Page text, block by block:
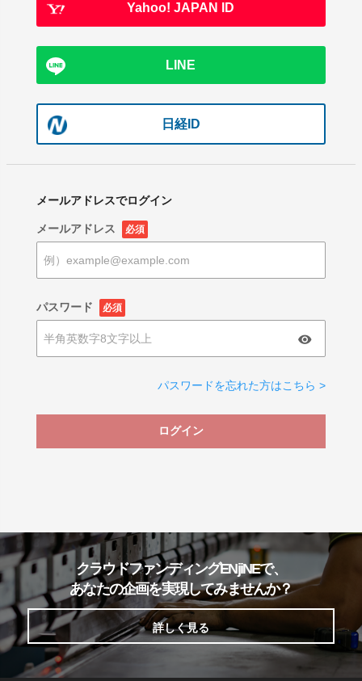
Yahoo! JAPAN ID
LINE
日経ID
メールアドレスでログイン
メールアドレス 必須
パスワード 必須
パスワードを忘れた方はこちら >
ログイン
クラウドファンディングENjiNEで、
あなたの企画を実現してみませんか？
詳しく見る